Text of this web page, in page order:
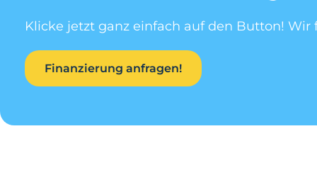
Klicke jetzt ganz einfach auf den Button! Wir
Finanzierung anfragen!